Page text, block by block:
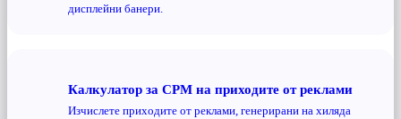
дисплейни банери.
Калкулатор за CPM на приходите от реклами
Изчислете приходите от реклами, генерирани на хиляда